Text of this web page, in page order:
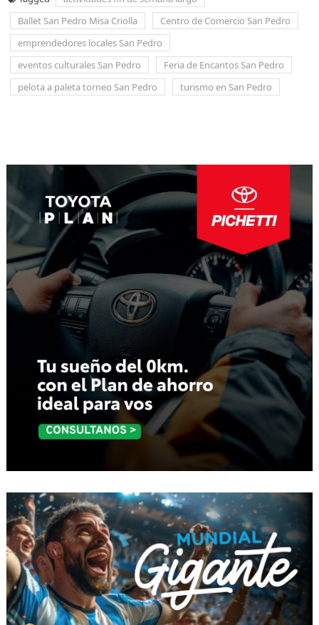
Ballet San Pedro Misa Criolla
Centro de Comercio San Pedro
emprendedores locales San Pedro
eventos culturales San Pedro
Feria de Encantos San Pedro
pelota a paleta torneo San Pedro
turismo en San Pedro
entradas